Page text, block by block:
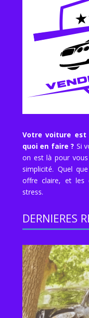
Votre voiture est
quoi en faire ? Si
on est là pour
simplicité. Quel
offre claire, et les
stress.
DERNIERES